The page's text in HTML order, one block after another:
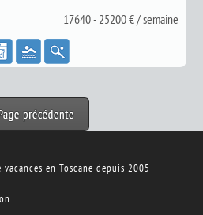
17640 - 25200 € / semaine
en Toscane depuis 2005